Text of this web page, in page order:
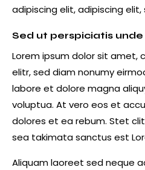
adipiscing elit, adipiscing elit,
Sed ut perspiciatis
Lorem ipsum dolor sit amet,
elitr, sed diam nonumy
labore et dolore magna
voluptua. At vero eos et
dolores et ea rebum. Stet
sea takimata sanctus est
Aliquam laoreet sed neque